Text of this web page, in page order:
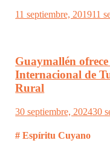
11 septiembre, 201911
Guaymallén
Internacional de
Rural
30 septiembre, 202430
# Espíritu Cuyano